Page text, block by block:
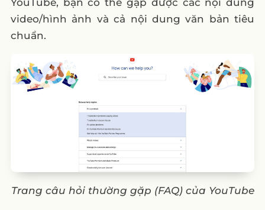
video/hình ảnh và cả nội dung văn bản tiêu
chuẩn.
Trang câu hỏi thường gặp (FAQ) của YouTube